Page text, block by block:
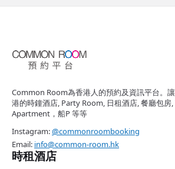
Common Room為香港人的預約及資訊平台。
港的時鐘酒店, Party Room, 日租酒店, 餐廳包房
Apartment，船P 等等
Instagram:@commonroombooking
Email: info@common-room.hk
時租酒店